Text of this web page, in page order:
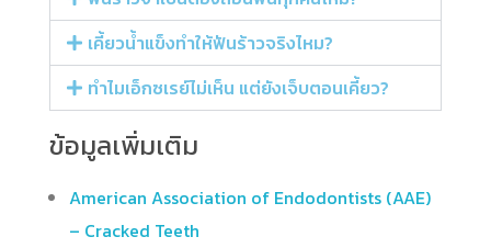
เคี้ยวน้ำแข็งทำให้ฟันร้าวจริงไหม?
ทำไมเอ็กซเรย์ไม่เห็น แต่ยังเจ็บตอนเคี้ยว?
ข้อมูลเพิ่มเติม
American Association of Endodontists (AAE)
– Cracked Teeth